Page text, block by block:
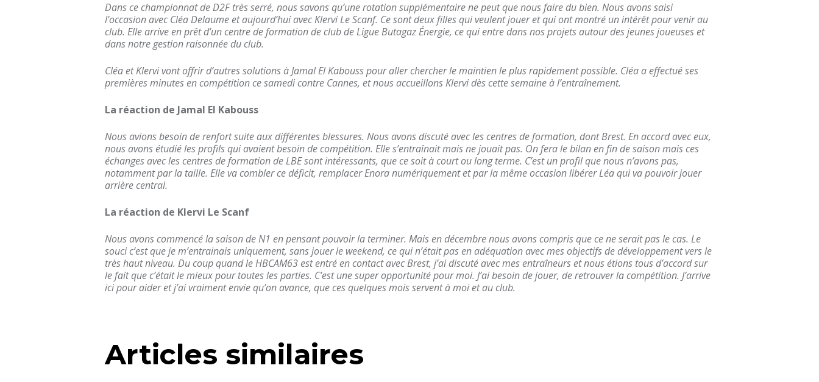
Dans ce championnat de D2F très serré, nous savons qu’une rotation supplémentaire ne peut que nous faire du bien. Nous avons saisi
l’occasion avec Cléa Delaume et aujourd’hui avec Klervi Le Scanf. Ce sont deux filles qui veulent jouer et qui ont montré un intérêt pour venir au
club. Elle arrive en prêt d’un centre de formation de club de Ligue Butagaz Énergie, ce qui entre dans nos projets autour des jeunes joueuses et
dans notre gestion raisonnée du club.
Cléa et Klervi vont offrir d’autres solutions à Jamal El Kabouss pour aller chercher le maintien le plus rapidement possible. Cléa a effectué ses
premières minutes en compétition ce samedi contre Cannes, et nous accueillons Klervi dès cette semaine à l’entraînement.
La réaction de Jamal El Kabouss
Nous avions besoin de renfort suite aux différentes blessures. Nous avons discuté avec les centres de formation, dont Brest. En accord avec eux,
nous avons étudié les profils qui avaient besoin de compétition. Elle s’entraînait mais ne jouait pas. On fera le bilan en fin de saison mais ces
échanges avec les centres de formation de LBE sont intéressants, que ce soit à court ou long terme. C’est un profil que nous n’avons pas,
notamment par la taille. Elle va combler ce déficit, remplacer Enora numériquement et par la même occasion libérer Léa qui va pouvoir jouer
arrière central.
La réaction de Klervi Le Scanf
Nous avons commencé la saison de N1 en pensant pouvoir la terminer. Mais en décembre nous avons compris que ce ne serait pas le cas. Le
souci c’est que je m’entrainais uniquement, sans jouer le weekend, ce qui n’était pas en adéquation avec mes objectifs de développement vers le
très haut niveau. Du coup quand le HBCAM63 est entré en contact avec Brest, j’ai discuté avec mes entraîneurs et nous étions tous d’accordsur
le faitque c’était le mieux pour toutes les parties. C’est une super opportunité pour moi. J’ai besoin de jouer, de retrouver la compétition. J’arrive
ici pour aider et j’ai vraiment envie qu’on avance, que ces quelques mois servent à moi et au club.
Articles similaires